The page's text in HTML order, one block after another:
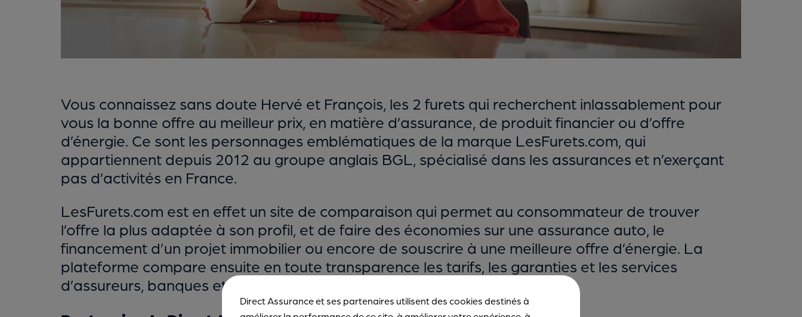
Vous connaissez sans doute Hervé et François, les 2 furets qui recherchent inlassablement pour
vous la bonne offre au meilleur prix, en matière d’assurance, de produit financier ou d’offre
d’énergie. Ce sont les personnages emblématiques de la marque LesFurets.com, qui
appartiennent depuis 2012 au groupe anglais BGL, spécialisé dans les assurances et n’exerçant
pas d’activités en France.
LesFurets.com est en effet un site de comparaison qui permet au consommateur de trouver
l’offre la plus adaptée à son profil, et de faire des économies sur une assurance auto, le
financement d’un projet immobilier ou encore de souscrire à une meilleure offre d’énergie. La
plateforme compare ensuite en toute transparence les tarifs, les garanties et les services
d’assureurs, banques et institutions financières.
Direct Assurance et ses partenaires utilisent des cookies destinés à